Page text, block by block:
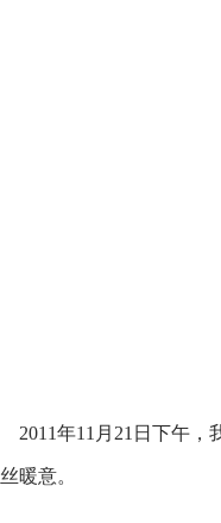
2011年11月21日下午，
丝暖意。